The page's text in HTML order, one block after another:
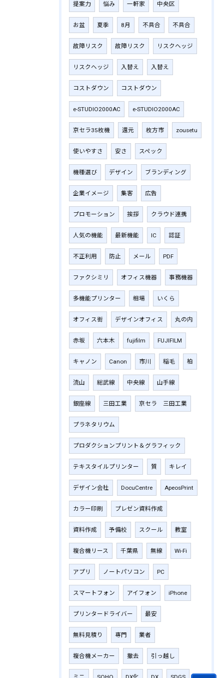
提案力 悩み 一軒家 中央区
お盆 夏季 8月 不具合 不具合
故障リスク 故障リスク リスクヘッジ
リスクヘッジ 入替え 入替え
コストダウン コストダウン
e-STUDIO2000AC e-STUDIO2000AC
京セラ35枚機 還元 枚方市 zousetu
使いやすさ 安さ スペック
機種選び デザイン ブランディング
企業イメージ 集客 広告
プロモーション 挨拶 クラウド連携
人気の機能 最新機能 IC 認証
不正利用 防止 メール PDF
ファクシミリ オフィス機器 事務機器
多機能プリンター 相場 いくら
オフィス街 デザインオフィス 丸の内
赤坂 六本木 fujifilm ‎FUJIFILM
キャノン Canon 市川 稲毛 柏
流山 総武線 中央線 山手線
銀座線 三田工業 京セラ 三田工業
プラネタリウム
プロダクションプリント＆グラフィック
テキスタイルプリンター 質 キレイ
デザイン会社 DocuCentre ApeosPrint
カラー印刷 プレゼン資料作成
資料作成 予備校 スクール 教室
複合機リース 千葉県 無線 Wi-Fi
アプリ ノートパソコン PC
スマートフォン アイフォン iPhone
プリンタードライバー 最安
無料見積り 専門 業者
複合機メーカー 撤去 引っ越し